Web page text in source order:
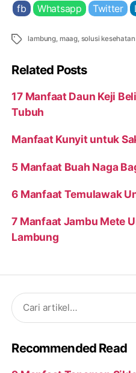
fb Whatsapp Twitter
Tags lambung, maag, solusi kesehatan
Related Posts
17 Manfaat Daun Keji
Tubuh
Manfaat Kunyit untuk
5 Manfaat Buah Naga
6 Manfaat Temulawak
7 Manfaat Jambu Mete
Lambung
Search
for:
Recommended Read